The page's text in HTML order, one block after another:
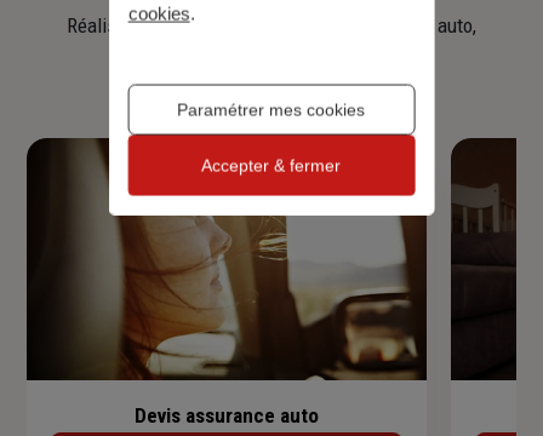
Réalisez une simulation tarifaire d'assurance, auto,
Devis assurance auto
cookies.
Paramétrer mes cookies
Accepter & fermer